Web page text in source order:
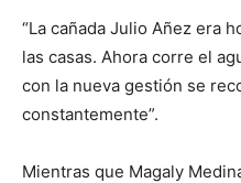
“La cañada Julio Añez era
las casas. Ahora corre el
con la nueva gestión se
constantemente”.
Mientras que Magaly